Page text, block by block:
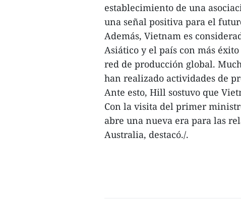
establecimiento de una
una señal positiva para el
Además, Vietnam es
Asiático y el país con más
red de producción global.
han realizado actividades de
Ante esto, Hill sostuvo que
Con la visita del primer
abre una nueva era para las
Australia, destacó./.